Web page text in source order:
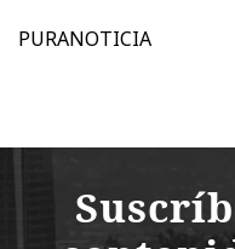
PURANOTICIA